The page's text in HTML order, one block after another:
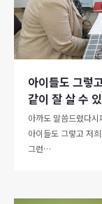
아이들도 그렇
같이 잘 살 수
아까도 말씀드렸다
아이들도 그렇고 저
그런…